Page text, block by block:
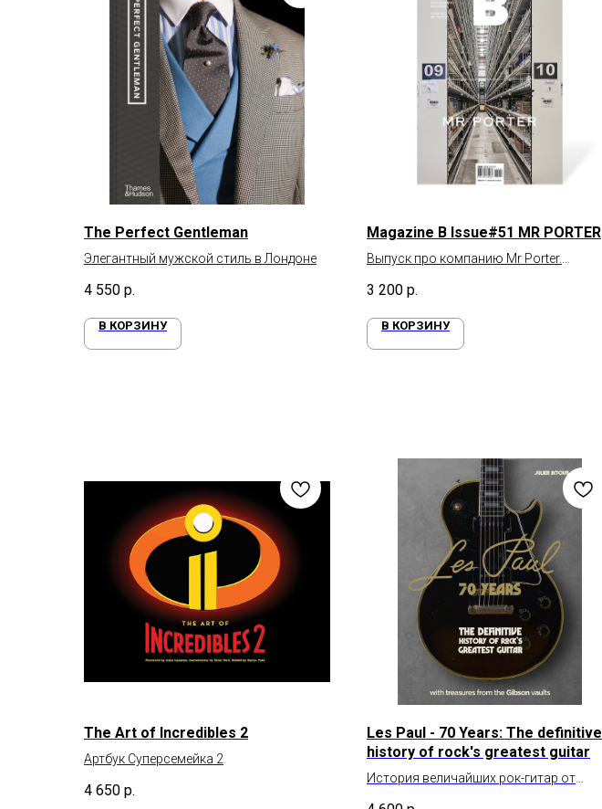
The Perfect Gentleman
Элегантный мужской стиль в Лондоне
4 550 р.
В КОРЗИНУ
Magazine B Issue#51 MR PORTER
Выпуск про компанию Mr Porter.
3 200 р.
В КОРЗИНУ
The Art of Incredibles 2
Артбук Суперсемейка 2
4 650 р.
Les Paul - 70 Years: The definitive
history of rock's greatest guitar
История величайших рок-гитар от